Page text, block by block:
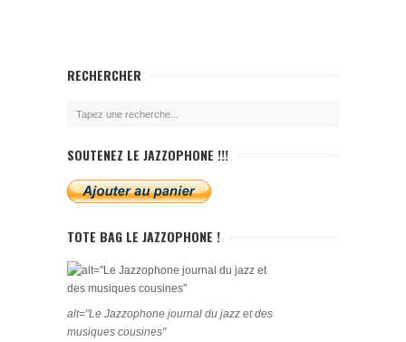
RECHERCHER
SOUTENEZ LE JAZZOPHONE !!!
TOTE BAG LE JAZZOPHONE !
alt="Le Jazzophone journal du jazz et des
musiques cousines"